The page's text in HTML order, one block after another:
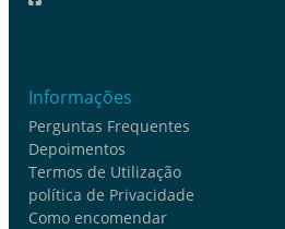
Informações
Perguntas Frequentes
Depoimentos
Termos de Utilização
política de Privacidade
Como encomendar